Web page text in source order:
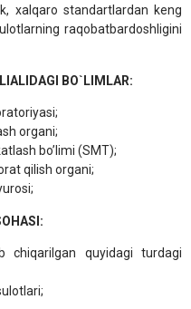
xalqaro standartlardan keng
raqobatbardoshligini
BO`LIMLAR:
organi;
bo’limi (SMT);
qilish organi;
chiqarilgan quyidagi turdagi